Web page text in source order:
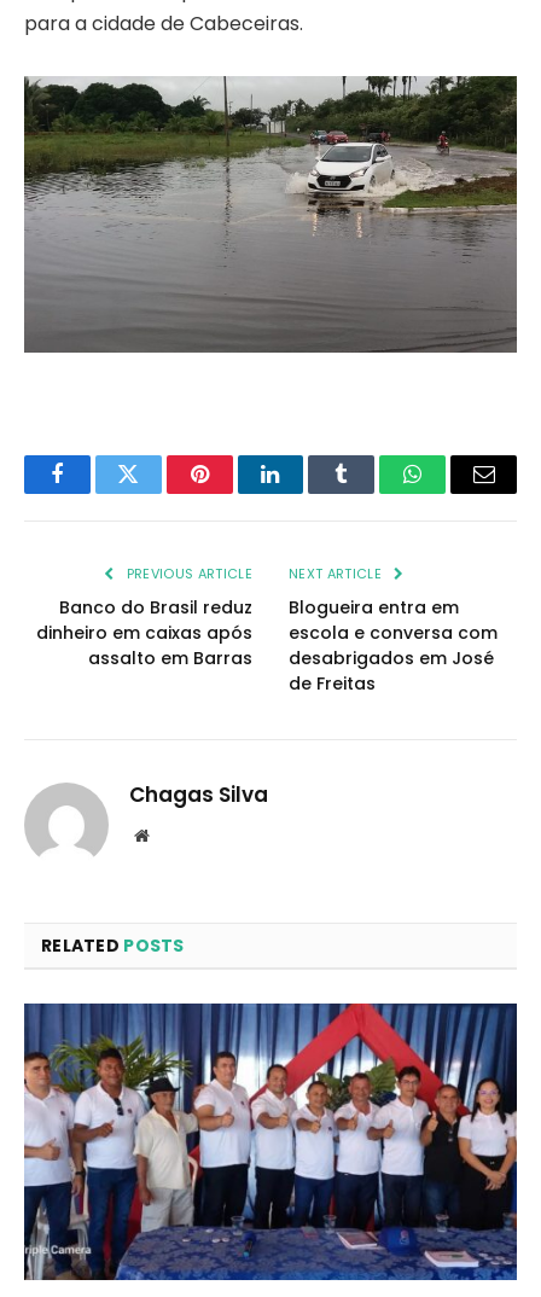
para a cidade de Cabeceiras.
FacebookTwitter PinterestLinkedInTumblr WhatsAppEmail
PREVIOUS ARTICLE
Banco do Brasil reduz
dinheiro em caixas após
assalto em Barras
NEXT ARTICLE
Blogueira entra em
escola e conversa com
desabrigados em José
de Freitas
Chagas Silva
Website
RELATED POSTS